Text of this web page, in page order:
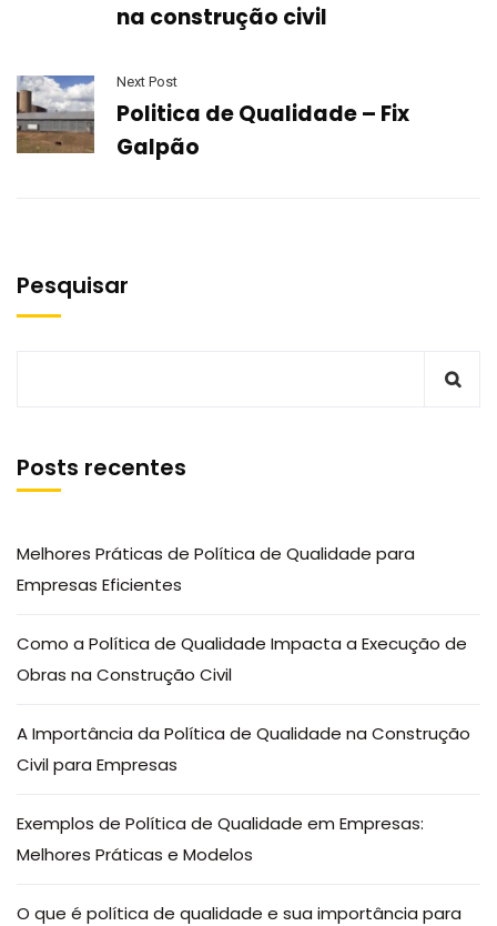
na construção civil
Next Post
Politica de Qualidade – Fix
Galpão
Pesquisar
Posts recentes
Melhores Práticas de Política de Qualidade para
Empresas Eficientes
Como a Política de Qualidade Impacta a Execução de
Obras na Construção Civil
A Importância da Política de Qualidade na Construção
Civil para Empresas
Exemplos de Política de Qualidade em Empresas:
Melhores Práticas e Modelos
O que é política de qualidade e sua importância para